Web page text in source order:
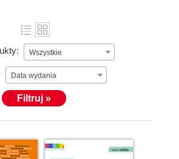
Wszystkie
Data wydania
Filtruj »